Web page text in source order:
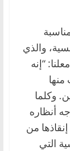
والذي
“إنه
منها
وكلما
أنظاره
من
التي